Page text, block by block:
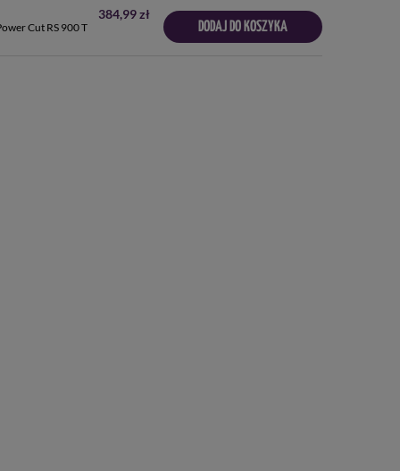
Cut RS 900 T
384,99 zł
DODAJ DO KOSZYKA